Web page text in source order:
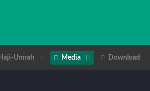
Haji-Umrah Media Download